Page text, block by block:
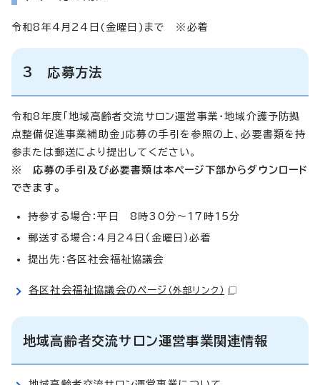
令和8年4月24日(金曜日)まで ※必着
3 応募方法
令和8年度「地域高齢者交流サロン運営事業・地域介護予防拠
点整備促進事業補助金」応募の手引を参照の上、必要書類を持
参または郵送により提出してください。
※ 応募の手引及び必要書類は本ページ下部からダウンロード
できます。
持参する場合：平日 8時30分～17時15分
郵送する場合：4月24日（金曜日）必着
提出先：各区社会福祉協議会
各区社会福祉協議会のページ （外部リンク）
地域高齢者交流サロン運営事業関連情報